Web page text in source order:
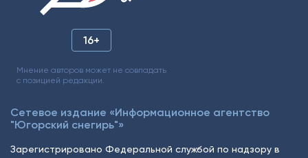
16+
Мнение авторов может не совпадать
с позицией редакции.
Сетевое издание «Информационное агентство
"Югорский снегирь"»
Зарегистрировано Федеральной службой по надзору в